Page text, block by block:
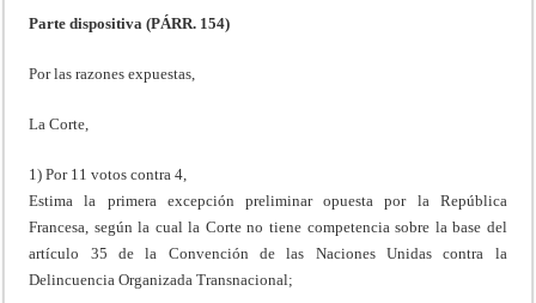
Parte dispositiva (PÁRR. 154)
Por las razones expuestas,
La Corte,
1) Por 11 votos contra 4,
Estima la primera excepción preliminar opuesta por la República
Francesa, según la cual la Corte no tiene competencia sobre la base del
artículo 35 de la Convención de las Naciones Unidas contra la
Delincuencia Organizada Transnacional;